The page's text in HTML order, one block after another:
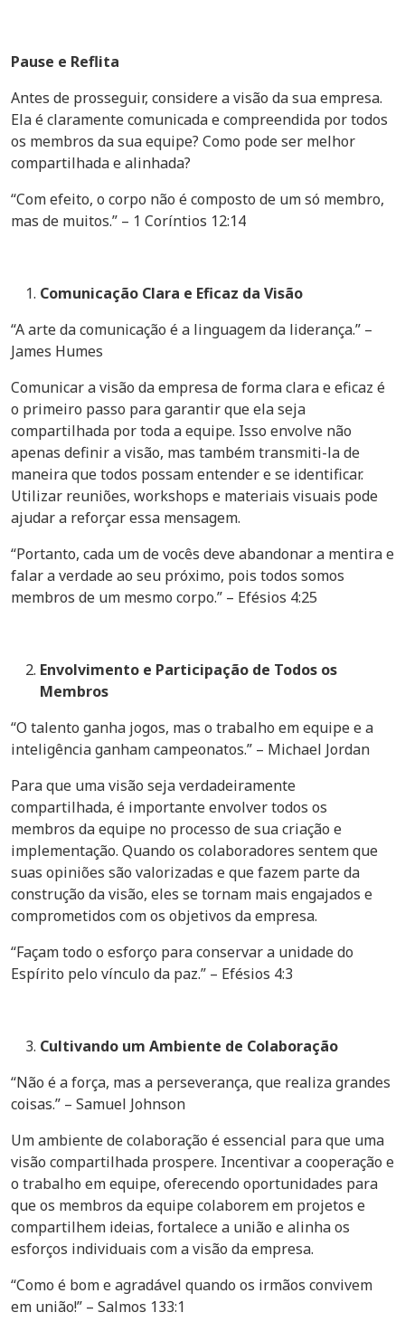
Pause e Reflita
Antes de prosseguir, considere a visão da sua empresa.
Ela é claramente comunicada e compreendida por todos
os membros da sua equipe? Como pode ser melhor
compartilhada e alinhada?
“Com efeito, o corpo não é composto de um só membro,
mas de muitos.” – 1 Coríntios 12:14
Comunicação Clara e Eficaz da Visão
“A arte da comunicação é a linguagem da liderança.” –
James Humes
Comunicar a visão da empresa de forma clara e eficaz é
o primeiro passo para garantir que ela seja
compartilhada por toda a equipe. Isso envolve não
apenas definir a visão, mas também transmiti-la de
maneira que todos possam entender e se identificar.
Utilizar reuniões, workshops e materiais visuais pode
ajudar a reforçar essa mensagem.
“Portanto, cada um de vocês deve abandonar a mentira e
falar a verdade ao seu próximo, pois todos somos
membros de um mesmo corpo.” – Efésios 4:25
Envolvimento e Participação de Todos os
Membros
“O talento ganha jogos, mas o trabalho em equipe e a
inteligência ganham campeonatos.” – Michael Jordan
Para que uma visão seja verdadeiramente
compartilhada, é importante envolver todos os
membros da equipe no processo de sua criação e
implementação. Quando os colaboradores sentem que
suas opiniões são valorizadas e que fazem parte da
construção da visão, eles se tornam mais engajados e
comprometidos com os objetivos da empresa.
“Façam todo o esforço para conservar a unidade do
Espírito pelo vínculo da paz.” – Efésios 4:3
Cultivando um Ambiente de Colaboração
“Não é a força, mas a perseverança, que realiza grandes
coisas.” – Samuel Johnson
Um ambiente de colaboração é essencial para que uma
visão compartilhada prospere. Incentivar a cooperação e
o trabalho em equipe, oferecendo oportunidades para
que os membros da equipe colaborem em projetos e
compartilhem ideias, fortalece a união e alinha os
esforços individuais com a visão da empresa.
“Como é bom e agradável quando os irmãos convivem
em união!” – Salmos 133:1